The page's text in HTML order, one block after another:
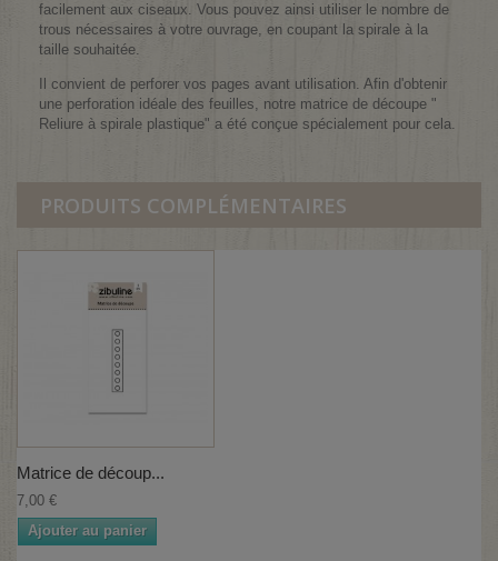
facilement aux ciseaux. Vous pouvez ainsi utiliser le nombre de
trous nécessaires à votre ouvrage, en coupant la spirale à la
taille souhaitée.
Il convient de perforer vos pages avant utilisation. Afin d'obtenir
une perforation idéale des feuilles, notre matrice de découpe "
Reliure à spirale plastique" a été conçue spécialement pour cela.
PRODUITS COMPLÉMENTAIRES
Matrice de découp...
7,00 €
Ajouter au panier